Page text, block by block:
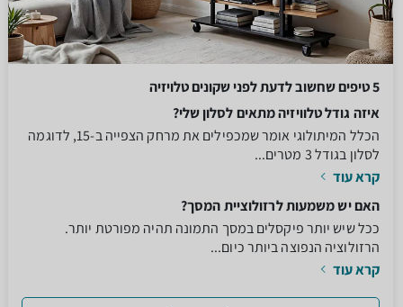
5 טיפים שחשוב לדעת לפני שקונים טלויזיה
איזה גודל טלוויזיה מתאים לסלון שלי?
הכלל המיתולוגי אומר שמכפילים את מרחק הצפייה ב-15, לדוגמה
לסלון בגודל 3 מטרים...
קרא עוד
האם יש משמעות לרזולוציית המסך?
ככל שיש יותר פיקסלים במסך התמונה תהיה מפורטת יותר.
הרזולוציה הנפוצה ביותר כיום...
קרא עוד